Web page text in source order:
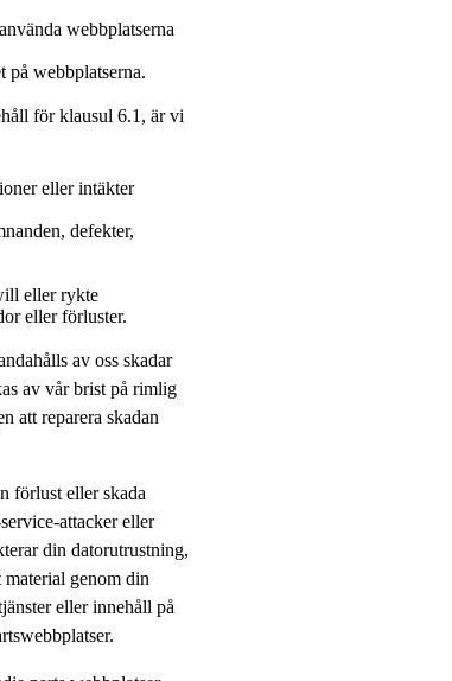
webbplatserna
webbplatserna.
för klausul 6.1, är vi
eller intäkter
defekter,
eller rykte
eller förluster.
av oss skadar
av vår brist på rimlig
att reparera skadan
förlust eller skada
attacker eller
din datorutrustning,
material genom din
eller innehåll på